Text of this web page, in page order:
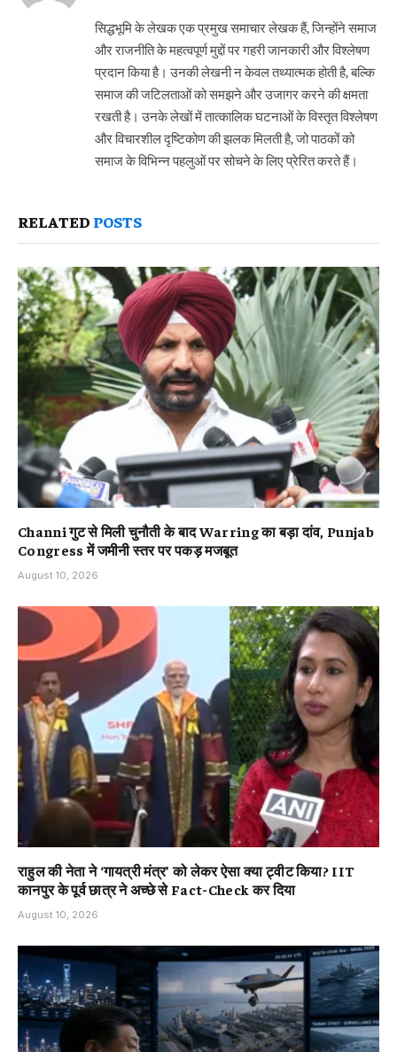
सिद्धभूमि के लेखक एक प्रमुख समाचार लेखक हैं, जिन्होंने समाज
और राजनीति के महत्वपूर्ण मुद्दों पर गहरी जानकारी और विश्लेषण
प्रदान किया है। उनकी लेखनी न केवल तथ्यात्मक होती है, बल्कि
समाज की जटिलताओं को समझने और उजागर करने की क्षमता
रखती है। उनके लेखों में तात्कालिक घटनाओं के विस्तृत विश्लेषण
और विचारशील दृष्टिकोण की झलक मिलती है, जो पाठकों को
समाज के विभिन्न पहलुओं पर सोचने के लिए प्रेरित करते हैं।
RELATED POSTS
Channi गुट से मिली चुनौती के बाद Warring का बड़ा दांव, Punjab
Congress में जमीनी स्तर पर पकड़ मजबूत
August 10, 2026
राहुल की नेता ने ‘गायत्री मंत्र’ को लेकर ऐसा क्या ट्वीट किया? IIT
कानपुर के पूर्व छात्र ने अच्छे से Fact-Check कर दिया
August 10, 2026